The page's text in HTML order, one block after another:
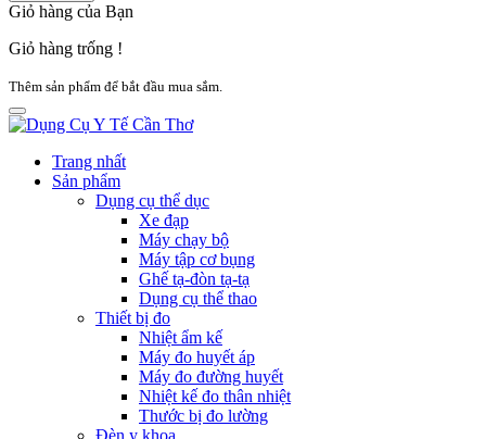
Giỏ hàng của Bạn
Giỏ hàng trống !
Thêm sản phẩm để bắt đầu mua sắm.
Trang nhất
Sản phẩm
Dụng cụ thể dục
Xe đạp
Máy chạy bộ
Máy tập cơ bụng
Ghế tạ-đòn tạ-tạ
Dụng cụ thể thao
Thiết bị đo
Nhiệt ẩm kế
Máy đo huyết áp
Máy đo đường huyết
Nhiệt kế đo thân nhiệt
Thước bị đo lường
Đèn y khoa